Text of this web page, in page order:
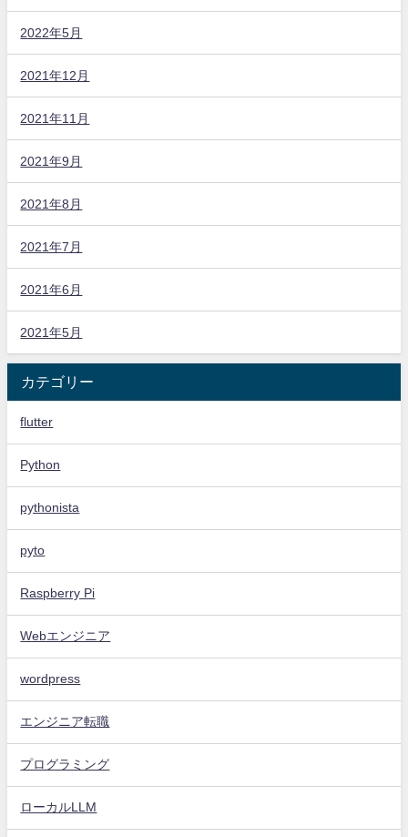
2022年5月
2021年12月
2021年11月
2021年9月
2021年8月
2021年7月
2021年6月
2021年5月
カテゴリー
flutter
Python
pythonista
pyto
Raspberry Pi
Webエンジニア
wordpress
エンジニア転職
プログラミング
ローカルLLM